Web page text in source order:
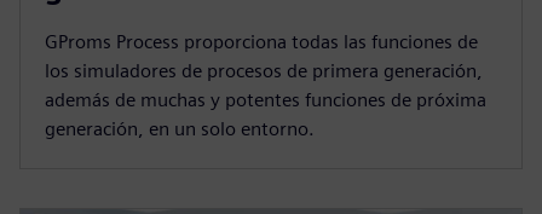
GProms Process proporciona todas las funciones de
los simuladores de procesos de primera generación,
además de muchas y potentes funciones de próxima
generación, en un solo entorno.